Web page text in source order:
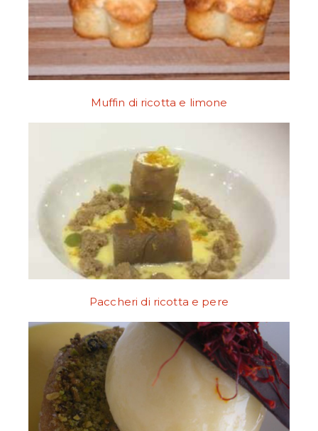
Muffin di ricotta e limone
Paccheri di ricotta e pere